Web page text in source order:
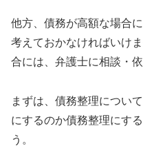
他方、債務が高額な場合
考えておかなければいけ
合には、弁護士に相談・
まずは、債務整理につい
にするのか債務整理にす
う。